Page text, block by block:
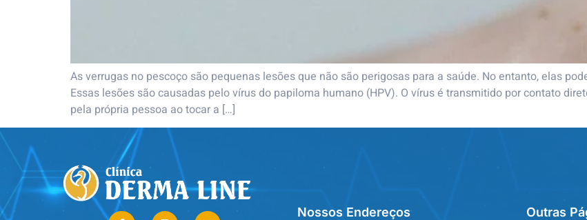
As verrugas no pescoço são pequenas lesões que não são perigosas para a saúde. No entanto, elas
Essas lesões são causadas pelo vírus do papiloma humano (HPV). O vírus é transmitido por contato
pela própria pessoa ao tocar a […]
Nossos Endereços
Outras